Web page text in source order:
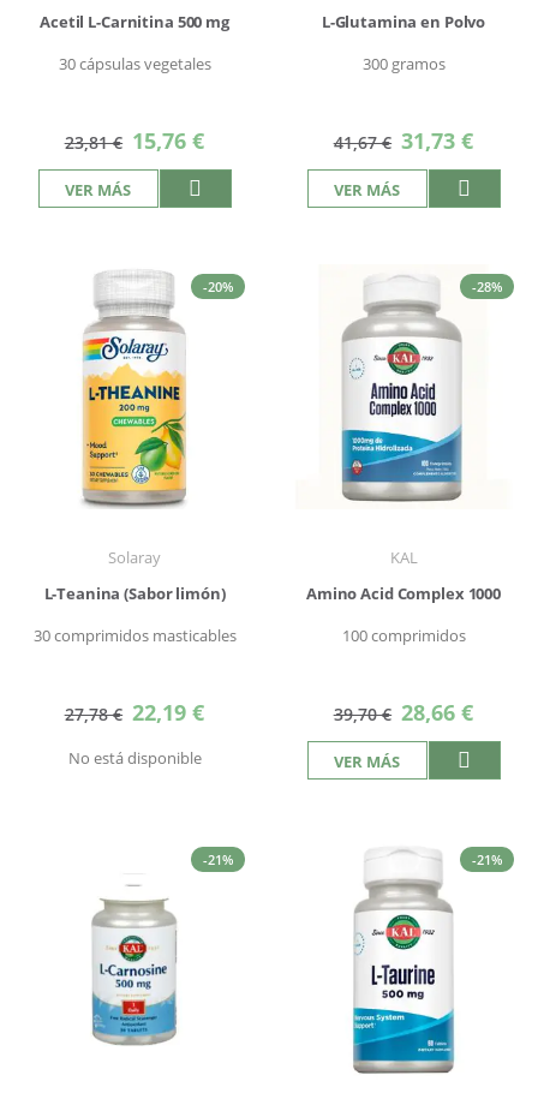
Acetil L-Carnitina 500 mg
30 cápsulas vegetales
23,81 € Precio
especial
15,76 €
VER MÁS
L-Glutamina en Polvo
300 gramos
41,67 € Precio
especial
31,73 €
VER MÁS
-20%
Solaray
L-Teanina (Sabor limón)
30 comprimidos masticables
27,78 € Precio
especial
22,19 €
No está disponible
-28%
KAL
Amino Acid Complex 1000
100 comprimidos
39,70 € Precio
especial
28,66 €
VER MÁS
-21% -21%